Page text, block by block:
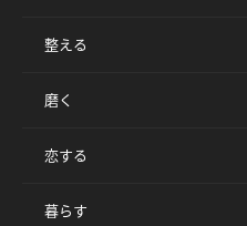
整える
磨く
恋する
暮らす